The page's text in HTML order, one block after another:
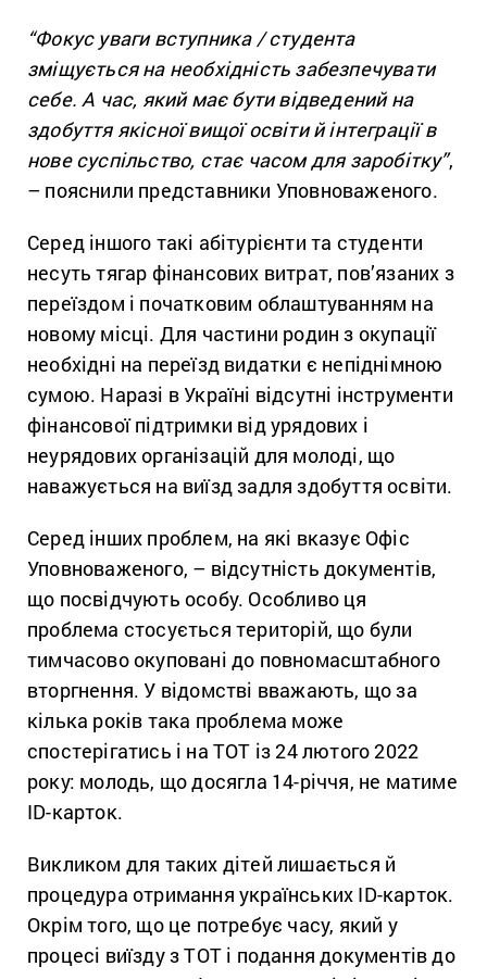
“Фокус уваги вступника / студента
зміщується на необхідність забезпечувати
себе. А час, який має бути відведений на
здобуття якісної вищої освіти й інтеграції в
нове суспільство, стає часом для заробітку”,
– пояснили представники Уповноваженого.
Серед іншого такі абітурієнти та студенти
несуть тягар фінансових витрат, пов’язаних з
переїздом і початковим облаштуванням на
новому місці. Для частини родин з окупації
необхідні на переїзд видатки є непіднімною
сумою. Наразі в Україні відсутні інструменти
фінансової підтримки від урядових і
неурядових організацій для молоді, що
наважується на виїзд задля здобуття освіти.
Серед інших проблем, на які вказує Офіс
Уповноваженого, – відсутність документів,
що посвідчують особу. Особливо ця
проблема стосується територій, що були
тимчасово окуповані до повномасштабного
вторгнення. У відомстві вважають, що за
кілька років така проблема може
спостерігатись і на ТОТ із 24 лютого 2022
року: молодь, що досягла 14-річчя, не матиме
ID-карток.
Викликом для таких дітей лишається й
процедура отримання українських ID-карток.
Окрім того, що це потребує часу, який у
процесі виїзду з ТОТ і подання документів до